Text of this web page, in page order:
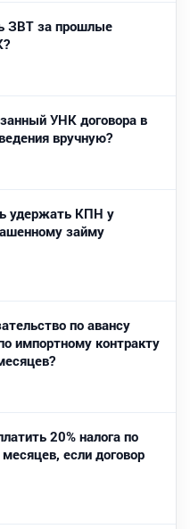
ЗВТ за прошлые
УНК договора в
вручную?
удержать КПН у
займу
по авансу
импортному контракту
20% налога по
если договор